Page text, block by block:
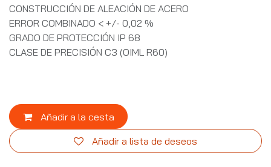
CONSTRUCCIÓN DE ALEACIÓN DE ACERO
ERROR COMBINADO < +/- 0,02 %
GRADO DE PROTECCIÓN IP 68
CLASE DE PRECISIÓN C3 (OIML R60)
Añadir a la cesta
Añadir a lista de deseos